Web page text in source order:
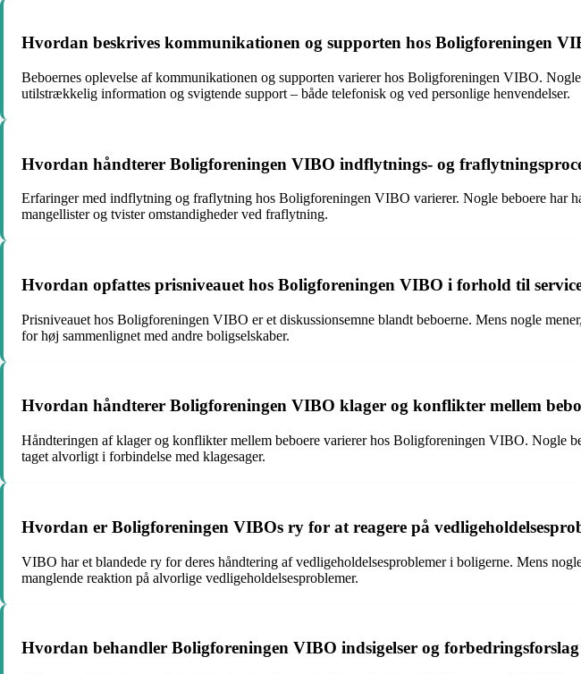
Hvordan beskrives kommunikationen og supporten hos Boligforeningen
Beboernes oplevelse af kommunikationen og supporten varierer hos Boligforeningen VIBO.
utilstrækkelig information og svigtende support – både telefonisk og ved personlige henvendelser.
Hvordan håndterer Boligforeningen VIBO indflytnings- og
Erfaringer med indflytning og fraflytning hos Boligforeningen VIBO varierer. Nogle beboere har
mangellister og tvister omstandigheder ved fraflytning.
Hvordan opfattes prisniveauet hos Boligforeningen VIBO i forhold til
Prisniveauet hos Boligforeningen VIBO er et diskussionsemne blandt beboerne. Mens nogle
for høj sammenlignet med andre boligselskaber.
Hvordan håndterer Boligforeningen VIBO klager og konflikter mellem
Håndteringen af klager og konflikter mellem beboere varierer hos Boligforeningen VIBO. Nogle
taget alvorligt i forbindelse med klagesager.
Hvordan er Boligforeningen VIBOs ry for at reagere på
VIBO har et blandede ry for deres håndtering af vedligeholdelsesproblemer i boligerne. Mens
manglende reaktion på alvorlige vedligeholdelsesproblemer.
Hvordan behandler Boligforeningen VIBO indsigelser og forbedringsforslag